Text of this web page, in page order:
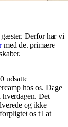
Derfor har vi
med det primære
udsatte
hos os. Dage
Det
og ikke
os til at